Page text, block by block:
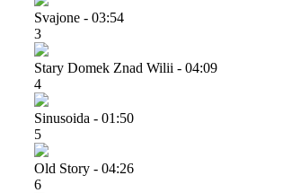
Svajone - 03:54
3
Stary Domek Znad Wilii - 04:09
4
Sinusoida - 01:50
5
Old Story - 04:26
6